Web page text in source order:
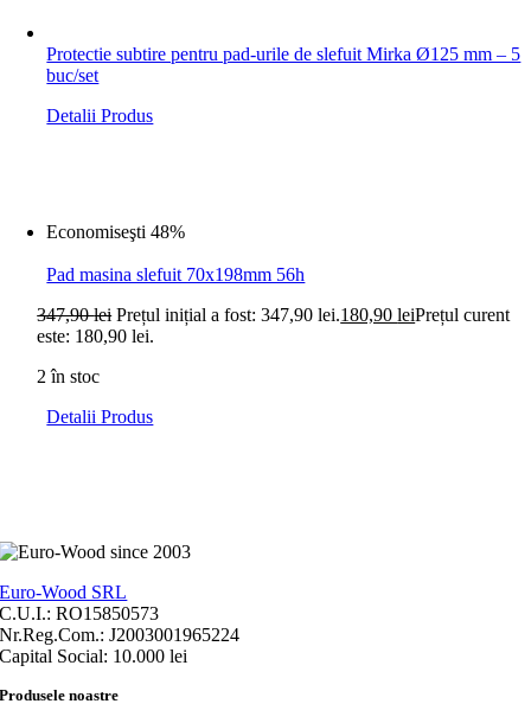
Protectie subtire pentru pad-urile de slefuit Mirka Ø125 mm – 5
buc/set
Detalii Produs
Economiseşti 48%
Pad masina slefuit 70x198mm 56h
347,90lei Prețul inițial a fost: 347,90 lei.180,90leiPrețul curent
este: 180,90 lei.
2 în stoc
Detalii Produs
Euro-Wood SRL
C.U.I.: RO15850573
Nr.Reg.Com.: J2003001965224
Capital Social: 10.000 lei
Produsele noastre